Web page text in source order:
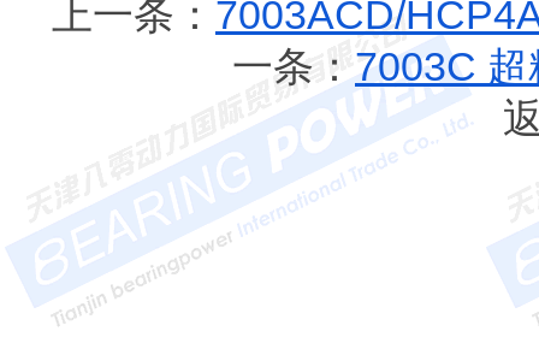
上一条： 7003ACD/
一条：7003C